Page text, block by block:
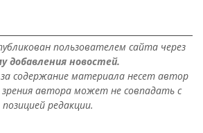
пользователем сайта через
добавления новостей.
содержание материала несет автор
зрения автора может не совпадать с
позицией редакции.